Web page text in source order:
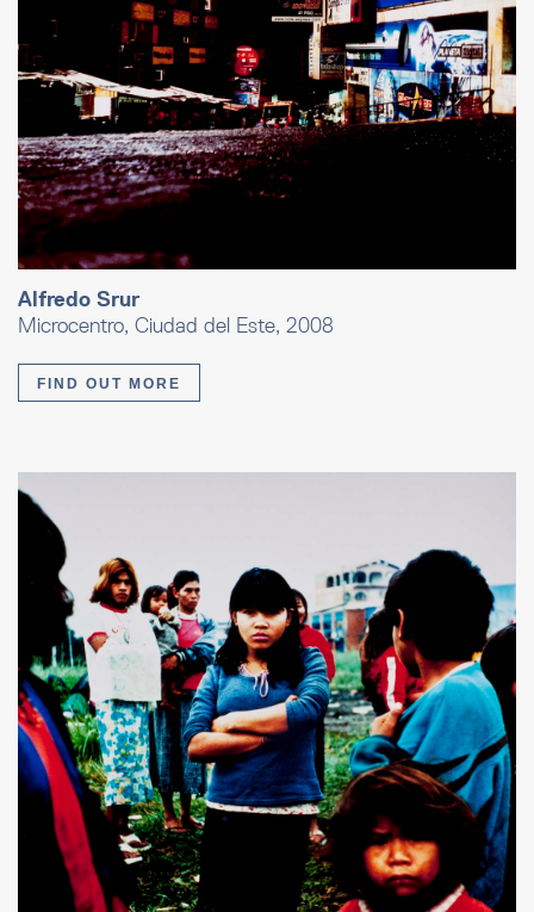
Alfredo Srur
Microcentro, Ciudad del Este, 2008
FIND OUT MORE